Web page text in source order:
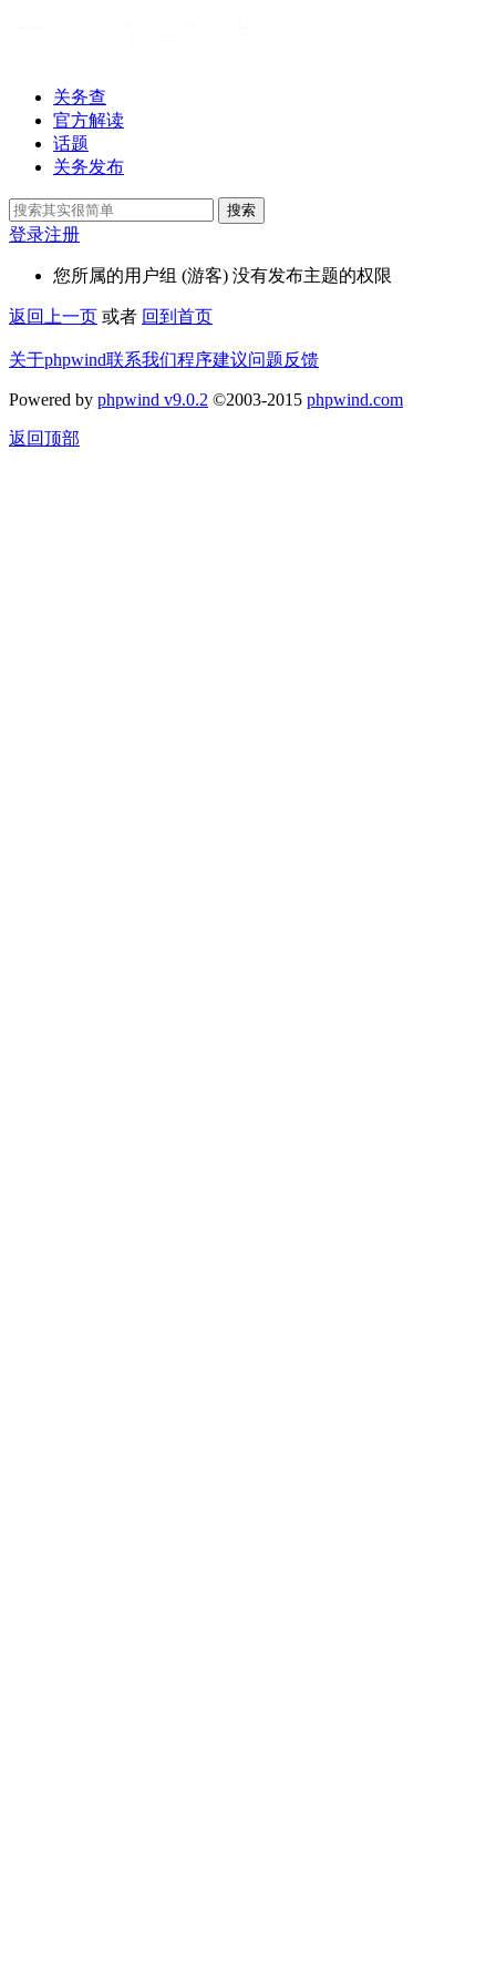
关务查
官方解读
话题
关务发布
搜索
登录注册
您所属的用户组 (游客) 没有发布主题的权限
返回上一页 或者 回到首页
关于phpwind联系我们程序建议问题反馈
Powered by phpwind v9.0.2 ©2003-2015 phpwind.com
返回顶部